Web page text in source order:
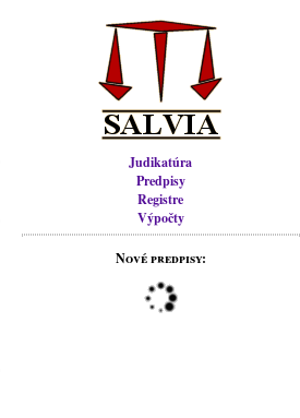
Judikatúra
Predpisy
Registre
Výpočty
Nové predpisy: